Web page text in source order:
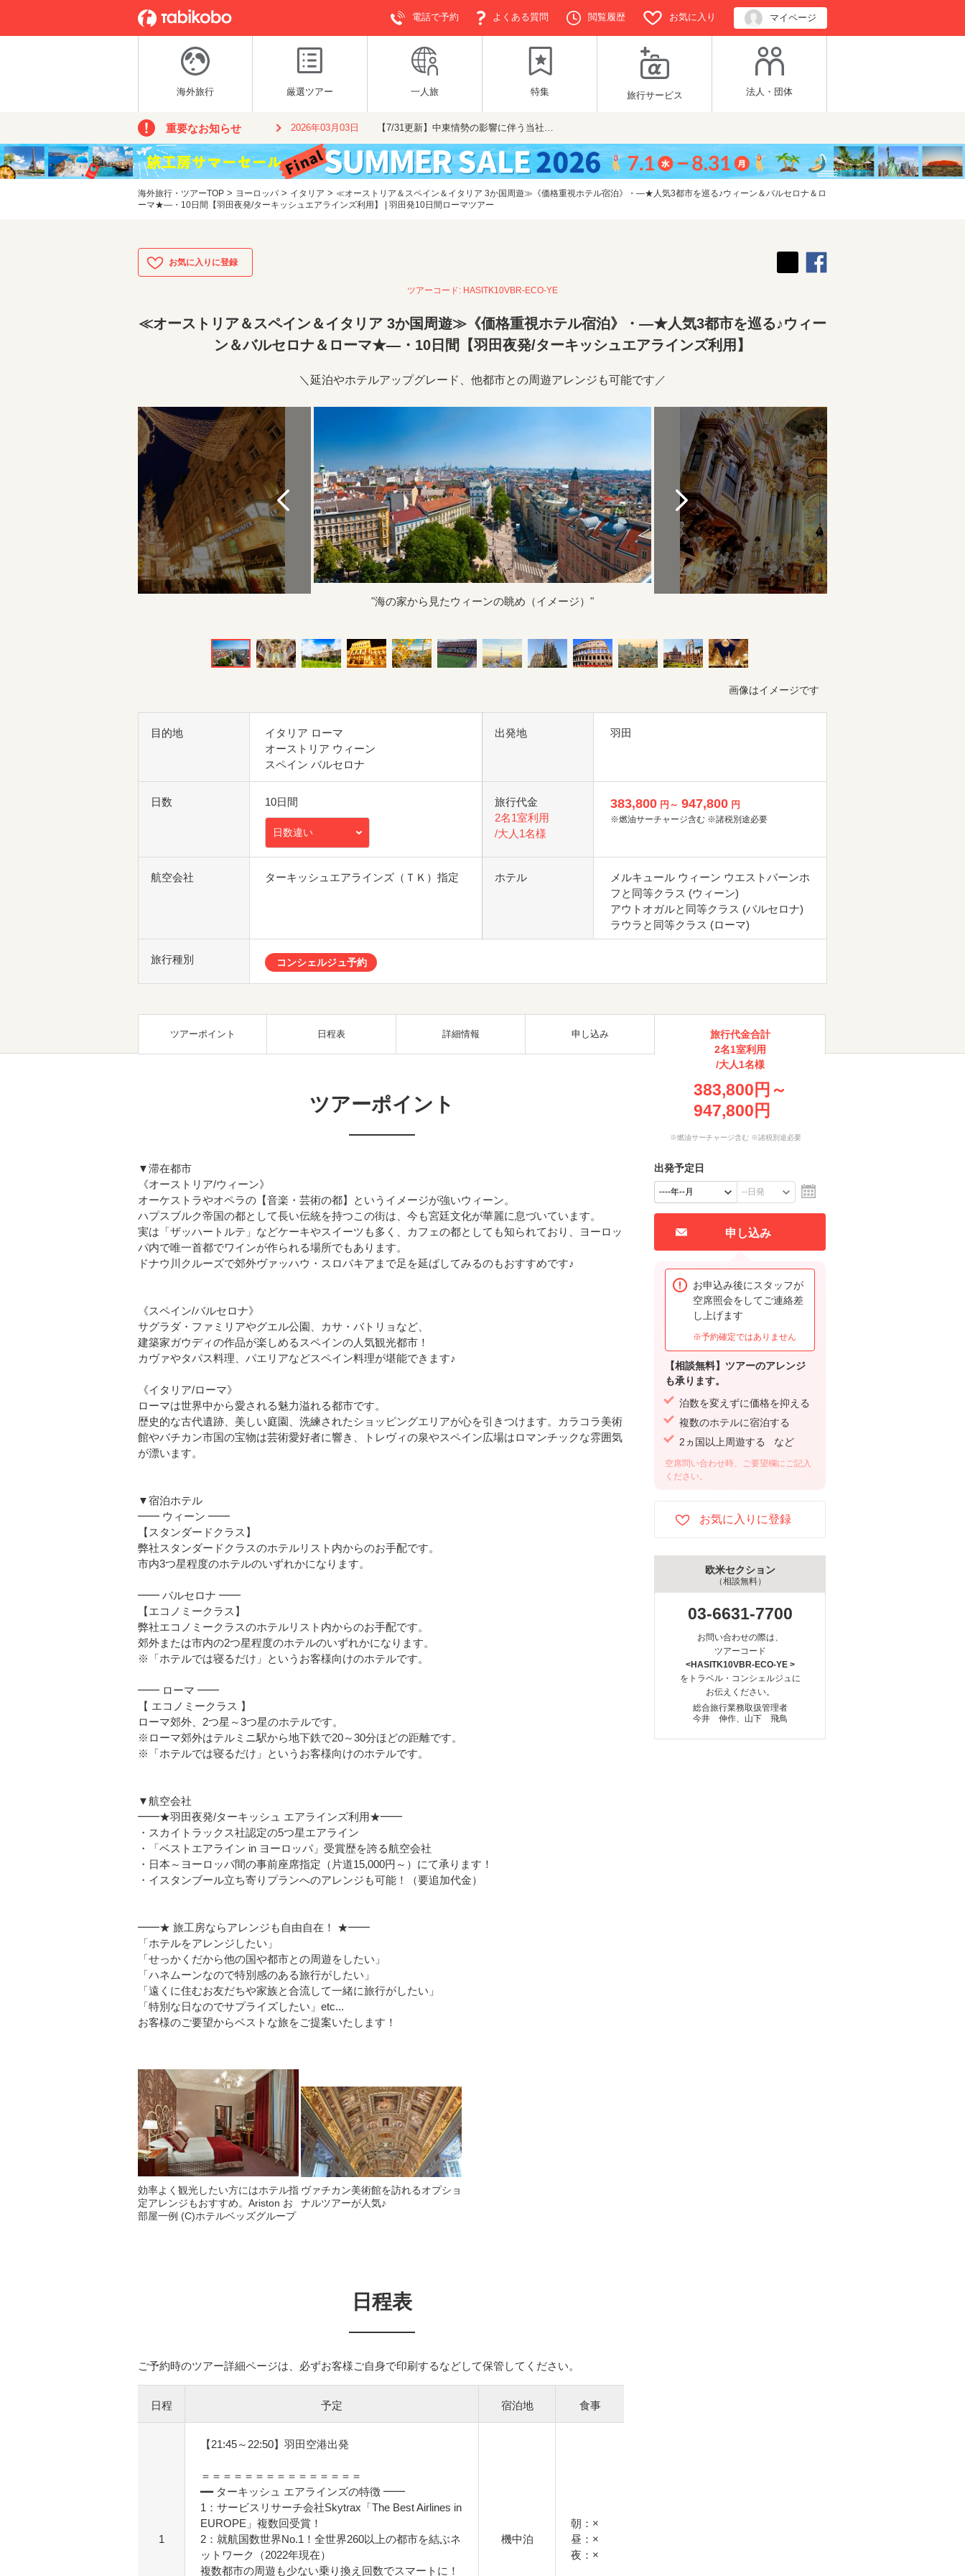
電話で予約 よくある質問 閲覧履歴 お気に入り マイページ
海外旅行 厳選ツアー 一人旅 特集 旅行サービス 法人・団体
重要なお知らせ 2026年03月03日 【7/31更新】中東情勢の影響に伴う当社…
海外旅行・ツアーTOP > ヨーロッパ > イタリア > ≪オーストリア＆スペイン＆イタリア 3か国周遊≫《価格重視ホテル宿泊》・―★人気3都市を巡る♪ウィーン＆バルセロナ＆ロ
ーマ★―・10日間【羽田夜発/ターキッシュエアラインズ利用】 | 羽田発10日間ローマツアー
ツアーコード: HASITK10VBR-ECO-YE
≪オーストリア＆スペイン＆イタリア 3か国周遊≫《価格重視ホテル宿泊》・―★人気3都市を巡る♪ウィー
ン＆バルセロナ＆ローマ★―・10日間【羽田夜発/ターキッシュエアラインズ利用】
＼延泊やホテルアップグレード、他都市との周遊アレンジも可能です／
"海の家から見たウィーンの眺め（イメージ）"
画像はイメージです
目的地
イタリア ローマ
オーストリア ウィーン
スペイン バルセロナ
出発地 羽田
日数 10日間
日数違い
旅行代金
2名1室利用
/大人1名様
383,800 円～ 947,800 円
※燃油サーチャージ含む ※諸税別途必要
航空会社 ターキッシュエアラインズ（ＴＫ）指定 ホテル
メルキュール ウィーン ウエストバーンホ
フと同等クラス (ウィーン)
アウトオガルと同等クラス (バルセロナ)
ラウラと同等クラス (ローマ)
旅行種別 コンシェルジュ予約
ツアーポイント 日程表 詳細情報 申し込み
ツアーポイント
▼滞在都市
《オーストリア/ウィーン》
オーケストラやオペラの【音楽・芸術の都】というイメージが強いウィーン。
ハプスブルク帝国の都として長い伝統を持つこの街は、今も宮廷文化が華麗に息づいています。
実は「ザッハートルテ」などケーキやスイーツも多く、カフェの都としても知られており、ヨーロッ
パ内で唯一首都でワインが作られる場所でもあります。
ドナウ川クルーズで郊外ヴァッハウ・スロバキアまで足を延ばしてみるのもおすすめです♪
《スペイン/バルセロナ》
サグラダ・ファミリアやグエル公園、カサ・バトリョなど、
建築家ガウディの作品が楽しめるスペインの人気観光都市！
カヴァやタパス料理、パエリアなどスペイン料理が堪能できます♪
《イタリア/ローマ》
ローマは世界中から愛される魅力溢れる都市です。
歴史的な古代遺跡、美しい庭園、洗練されたショッピングエリアが心を引きつけます。カラコラ美術
館やバチカン市国の宝物は芸術愛好者に響き、トレヴィの泉やスペイン広場はロマンチックな雰囲気
が漂います。
▼宿泊ホテル
━━ ウィーン ━━
【スタンダードクラス】
弊社スタンダードクラスのホテルリスト内からのお手配です。
市内3つ星程度のホテルのいずれかになります。
━━ バルセロナ ━━
【エコノミークラス】
弊社エコノミークラスのホテルリスト内からのお手配です。
郊外または市内の2つ星程度のホテルのいずれかになります。
※「ホテルでは寝るだけ」というお客様向けのホテルです。
━━ ローマ ━━
【 エコノミークラス 】
ローマ郊外、2つ星～3つ星のホテルです。
※ローマ郊外はテルミニ駅から地下鉄で20～30分ほどの距離です。
※「ホテルでは寝るだけ」というお客様向けのホテルです。
▼航空会社
━━★羽田夜発/ターキッシュ エアラインズ利用★━━
・スカイトラックス社認定の5つ星エアライン
・「ベストエアライン in ヨーロッパ」受賞歴を誇る航空会社
・日本～ヨーロッパ間の事前座席指定（片道15,000円～）にて承ります！
・イスタンブール立ち寄りプランへのアレンジも可能！（要追加代金）
━━★ 旅工房ならアレンジも自由自在！ ★━━
「ホテルをアレンジしたい」
「せっかくだから他の国や都市との周遊をしたい」
「ハネムーンなので特別感のある旅行がしたい」
「遠くに住むお友だちや家族と合流して一緒に旅行がしたい」
「特別な日なのでサプライズしたい」etc...
お客様のご要望からベストな旅をご提案いたします！
効率よく観光したい方にはホテル指
定アレンジもおすすめ。Ariston お
部屋一例 (C)ホテルベッズグループ
ヴァチカン美術館を訪れるオプショ
ナルツアーが人気♪
日程表
ご予約時のツアー詳細ページは、必ずお客様ご自身で印刷するなどして保管してください。
日程 予定 宿泊地 食事
1
【21:45～22:50】羽田空港出発
＝＝＝＝＝＝＝＝＝＝＝＝＝＝＝
━━ ターキッシュ エアラインズの特徴 ━━
1：サービスリサーチ会社Skytrax「The Best Airlines in
EUROPE」複数回受賞！
2：就航国数世界No.1！全世界260以上の都市を結ぶネ
ットワーク（2022年現在）
複数都市の周遊も少ない乗り換え回数でスマートに！
機中泊
朝：×
昼：×
夜：×
旅行代金合計
2名1室利用
/大人1名様
383,800円～
947,800円
※燃油サーチャージ含む ※諸税別途必要
出発予定日
申し込み
お申込み後にスタッフが
空席照会をしてご連絡差
し上げます
※予約確定ではありません
【相談無料】ツアーのアレンジ
も承ります。
泊数を変えずに価格を抑える
複数のホテルに宿泊する
2ヵ国以上周遊する など
空席問い合わせ時、ご要望欄にご記入
ください。
欧米セクション
（相談無料）
03-6631-7700
お問い合わせの際は、
ツアーコード
<HASITK10VBR-ECO-YE >
をトラベル・コンシェルジュに
お伝えください。
総合旅行業務取扱管理者
今井 伸作、山下 飛鳥